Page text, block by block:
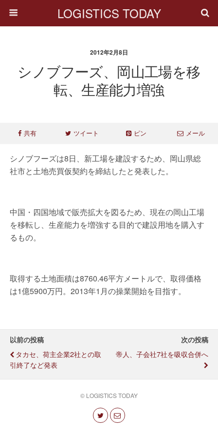
LOGISTICS TODAY
2012年2月8日
シノブフーズ、岡山工場を移
転、生産能力増強
共有 ツイート ピン メール
シノブフーズは8日、新工場を建設するため、岡山県総
社市と土地売買仮契約を締結したと発表した。
中国・四国地域で販売拡大を図るため、現在の岡山工場
を移転し、生産能力を増強する目的で建設用地を購入す
るもの。
取得する土地面積は8760.46平方メートルで、取得価格
は1億5900万円。2013年1月の操業開始を目指す。
以前の投稿
タカセ、荷主企業2社との取
引終了など発表
次の投稿
帝人、子会社7社を吸収合併へ
© LOGISTICS TODAY